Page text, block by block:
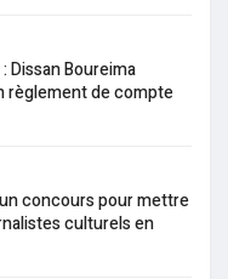
Dissan Boureima
règlement de compte
concours pour mettre
culturels en